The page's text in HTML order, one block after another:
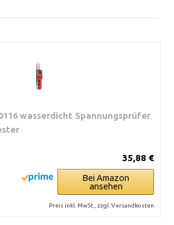
wasserdicht Spannungsprüfer
35,88 €
Bei Amazon
ansehen
Preis inkl. MwSt., zzgl. Versandkosten